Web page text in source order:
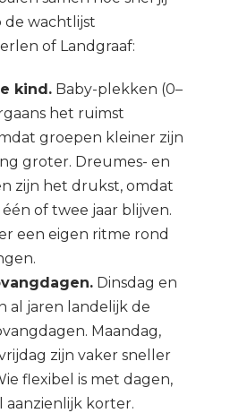
wachtlijst
of Landgraaf:
kind. Baby-plekken (0–
het ruimst
groepen kleiner zijn
groter. Dreumes- en
zijn het drukst, omdat
of twee jaar blijven.
een eigen ritme rond
Dinsdag en
al jaren landelijk de
Maandag,
zijn vaker sneller
flexibel is met dagen,
aanzienlijk korter.